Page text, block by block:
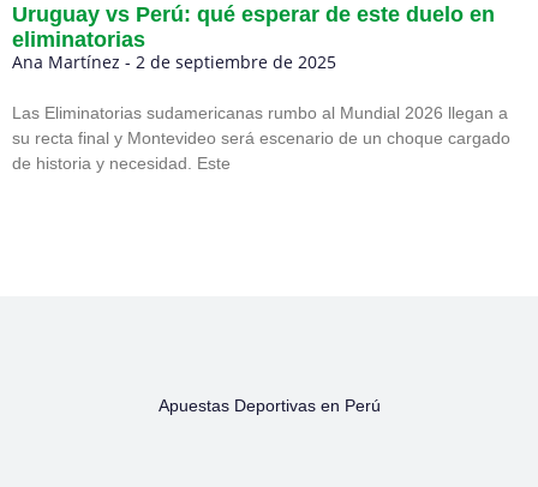
Uruguay vs Perú: qué esperar de este duelo en
eliminatorias
Ana Martínez 2 de septiembre de 2025
Las Eliminatorias sudamericanas rumbo al Mundial 2026 llegan a
su recta final y Montevideo será escenario de un choque cargado
de historia y necesidad. Este
Apuestas Deportivas en Perú